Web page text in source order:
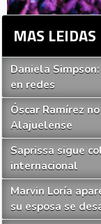
MAS LEIDAS
Daniela
en redes
Óscar Ramírez
Alajuelense
Saprissa sigue
internacional
Marvin Loría
su esposa se